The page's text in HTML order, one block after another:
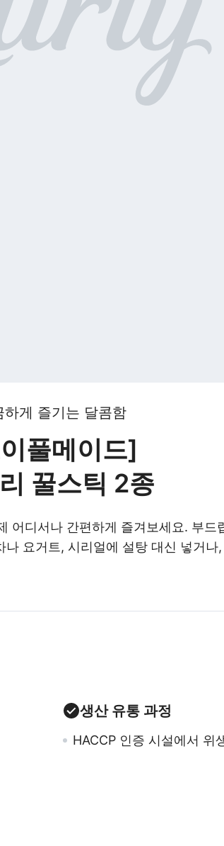
하게 즐기는 달콤함
풀메이드]
꿀스틱 2종
어디서나 간편하게 즐겨보세요. 부드
요거트, 시리얼에 설탕 대신 넣거
생산 유통 과정
HACCP 인증 시설에서 위